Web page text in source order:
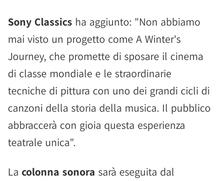
Sony Classics ha aggiunto: "Non abbiamo
mai visto un progetto come A Winter's
Journey, che promette di sposare il cinema
di classe mondiale e le straordinarie
tecniche di pittura con uno dei grandi cicli di
canzoni della storia della musica. Il pubblico
abbraccerà con gioia questa esperienza
teatrale unica".
La colonna sonora sarà eseguita dal